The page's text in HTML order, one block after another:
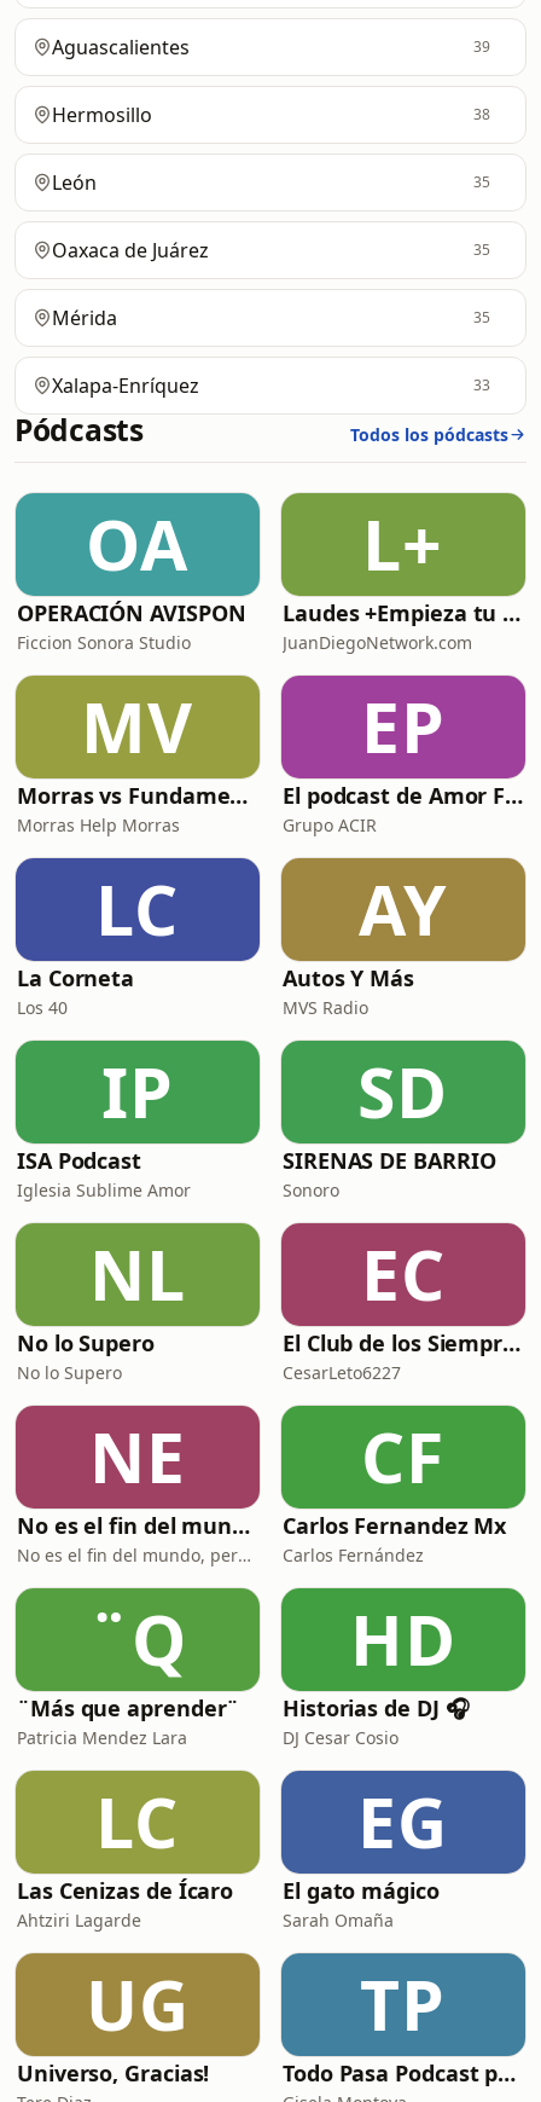
Aguascalientes 39
Hermosillo 38
León 35
Oaxaca de Juárez 35
Mérida 35
Xalapa-Enríquez 33
Pódcasts Todos los pódcasts
OA
OPERACIÓN AVISPON
Ficcion Sonora Studio
L+
Laudes +Empieza tu día en oración junto con toda la Iglesia+
JuanDiegoNetwork.com
MV
Morras vs Fundamentalismos
Morras Help Morras
EP
El podcast de Amor FM
Grupo ACIR
LC
La Corneta
Los 40
AY
Autos Y Más
MVS Radio
IP
ISA Podcast
Iglesia Sublime Amor
SD
SIRENAS DE BARRIO
Sonoro
NL
No lo Supero
No lo Supero
EC
El Club de los Siempre Tristes
CesarLeto6227
NE
No es el fin del mundo pero puedo verlo desde aquí
No es el fin del mundo, pero puedo verlo desde aquí
CF
Carlos Fernandez Mx
Carlos Fernández
¨Q
¨Más que aprender¨
Patricia Mendez Lara
HD
Historias de DJ 🎧
DJ Cesar Cosio
LC
Las Cenizas de Ícaro
Ahtziri Lagarde
EG
El gato mágico
Sarah Omaña
UG
Universo, Gracias!
TP
Todo Pasa Podcast por Gisela Montoya